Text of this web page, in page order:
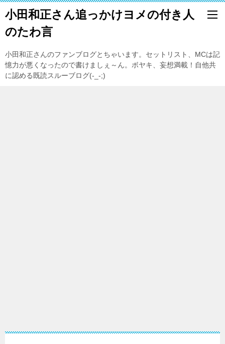
小田和正さん追っかけヨメの付き人
のたわ言
小田和正さんのファンブログとちゃいます。セットリスト、MCは記
憶力が悪くなったので書けましぇ～ん。ボヤキ、妄想満載！自他共
に認める既読スルーブログ(-_-;)